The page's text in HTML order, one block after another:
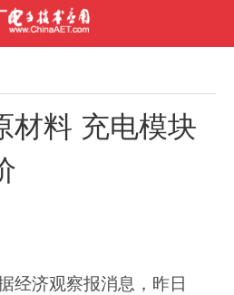
材料 充电模块
经济观察报消息，昨日